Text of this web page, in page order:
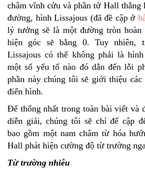
châm vĩnh cửu và phần tử Hall thẳng
đường, hình Lissajous (đã đề cập ở
lý tưởng sẽ là một đường tròn hoàn
hiện góc sẽ bằng 0. Tuy nhiên,
Lissajous có thể không phải là
một số yếu tố nào đó dẫn đến lỗi
phần này chúng tôi sẽ giới thiệu
điển hình.
Để thống nhất trong toàn bài viết và
diễn giải, chúng tôi sẽ chỉ để cập
bao gồm một nam châm từ hóa
Hall phát hiện cường độ từ trường
Từ trường nhiễu